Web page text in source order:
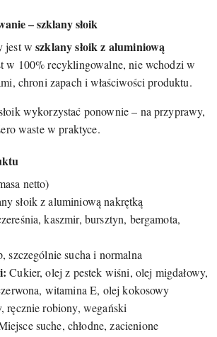
– szklany słoik
jest wszklany słoik z aluminiową
w 100% recyklingowalne, nie wchodzi w
chroni zapach i właściwości produktu.
wykorzystać ponownie – na przyprawy,
waste w praktyce.
netto)
słoik z aluminiową nakrętką
kaszmir, bursztyn, bergamota,
szczególnie sucha i normalna
Cukier, olej z pestek wiśni, olej migdałowy,
witamina E, olej kokosowy
ręcznie robiony, wegański
suche, chłodne, zacienione